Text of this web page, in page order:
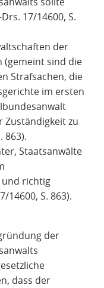
17/14600, S.
der
(gemeint sind die
Strafsachen, die
im ersten
Zuständigkeit zu
863).
Staatsanwälte
und richtig
14600, S. 863).
der
dass der